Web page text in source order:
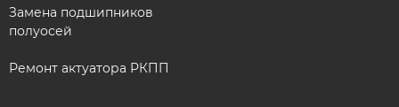
Замена подшипников
полуосей
Ремонт актуатора РКПП